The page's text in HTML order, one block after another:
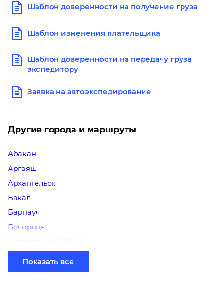
Шаблон доверенности на получение груза
Шаблон изменения плательщика
Шаблон доверенности на передачу груза
экспедитору
Заявка на автоэкспедирование
Другие города и маршруты
Абакан
Аргаяш
Архангельск
Бакал
Барнаул
Белорецк
Белоярский (ХМАО)
Березники
Бийск
Показать все